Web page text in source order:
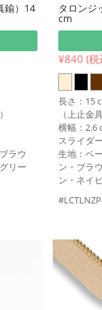
鍮）14
ラウ
リー
タロンジ
cm
¥840 (税
長さ：15
（上止金
横幅：2.6
スライダ
生地：ベ
ン・ブラ
ン・ネイ